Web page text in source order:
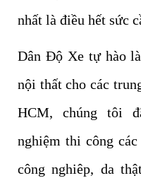
nhất là điều hết sức
Dân Độ Xe tự hào
nội thất cho các
HCM, chúng tôi
nghiệm thi công
công nghiêp, da